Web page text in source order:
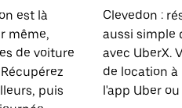
est là
même,
de voiture
puis
Clevedon :
aussi simple
avec UberX.
de location
l'app Uber ou